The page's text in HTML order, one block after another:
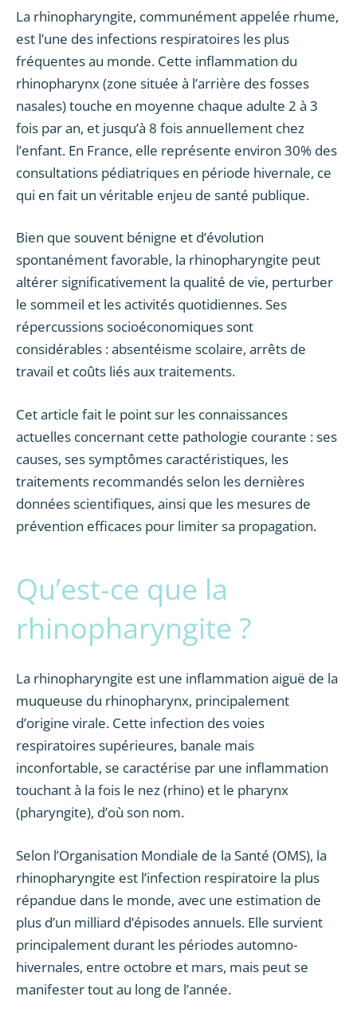
La rhinopharyngite, communément appelée rhume,
est l’une des infections respiratoires les plus
fréquentes au monde. Cette inflammation du
rhinopharynx (zone située à l’arrière des fosses
nasales) touche en moyenne chaque adulte 2 à 3
fois par an, et jusqu’à 8 fois annuellement chez
l’enfant. En France, elle représente environ 30% des
consultations pédiatriques en période hivernale, ce
qui en fait un véritable enjeu de santé publique.
Bien que souvent bénigne et d’évolution
spontanément favorable, la rhinopharyngite peut
altérer significativement la qualité de vie, perturber
le sommeil et les activités quotidiennes. Ses
répercussions socioéconomiques sont
considérables : absentéisme scolaire, arrêts de
travail et coûts liés aux traitements.
Cet article fait le point sur les connaissances
actuelles concernant cette pathologie courante : ses
causes, ses symptômes caractéristiques, les
traitements recommandés selon les dernières
données scientifiques, ainsi que les mesures de
prévention efficaces pour limiter sa propagation.
Qu’est-ce que la
rhinopharyngite ?
La rhinopharyngite est une inflammation aiguë de la
muqueuse du rhinopharynx, principalement
d’origine virale. Cette infection des voies
respiratoires supérieures, banale mais
inconfortable, se caractérise par une inflammation
touchant à la fois le nez (rhino) et le pharynx
(pharyngite), d’où son nom.
Selon l’Organisation Mondiale de la Santé (OMS), la
rhinopharyngite est l’infection respiratoire la plus
répandue dans le monde, avec une estimation de
plus d’un milliard d’épisodes annuels. Elle survient
principalement durant les périodes automno-
hivernales, entre octobre et mars, mais peut se
manifester tout au long de l’année.